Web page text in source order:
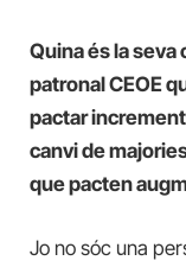
Quina és la seva
patronal CEOE
pactar
canvi de
que pacten
Jo no sóc una